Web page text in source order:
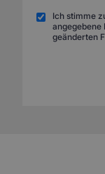
Ich stimme
angegebene
geänderten